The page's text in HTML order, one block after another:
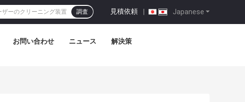
Japanese
見積依頼 |
調査
お問い合わせ ニュース 解決策